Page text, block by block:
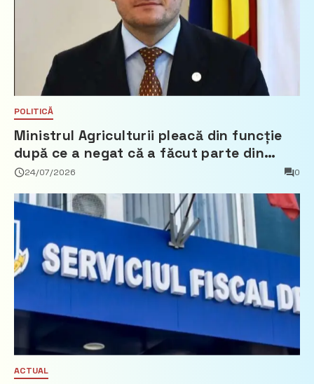
POLITICĂ
Ministrul Agriculturii pleacă din funcție
după ce a negat că a făcut parte din
Partidul Democrat
24/07/2026 0
ACTUAL